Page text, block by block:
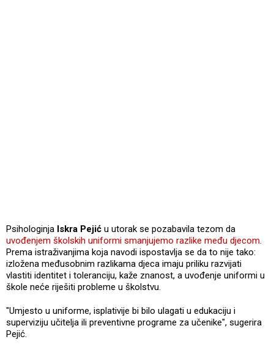
Psihologinja Iskra Pejić u utorak se pozabavila tezom da
uvođenjem školskih uniformi smanjujemo razlike među djecom.
Prema istraživanjima koja navodi ispostavlja se da to nije tako:
izložena međusobnim razlikama djeca imaju priliku razvijati
vlastiti identitet i toleranciju, kaže znanost, a uvođenje uniformi u
škole neće riješiti probleme u školstvu.
"Umjesto u uniforme, isplativije bi bilo ulagati u edukaciju i
superviziju učitelja ili preventivne programe za učenike", sugerira
Pejić.